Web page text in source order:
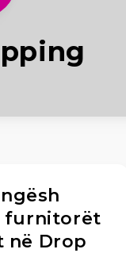
furnitorët
në Drop